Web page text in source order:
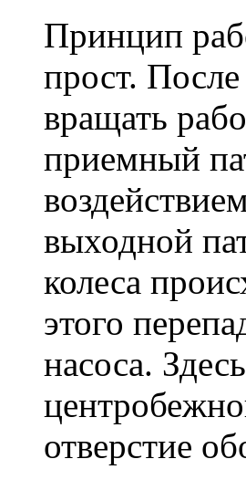
Принцип
прост. После
вращать
приемный
выходной
колеса
этого
насоса.
отверстие